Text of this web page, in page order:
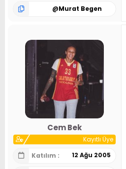
@Murat Begen
Cem Bek
Kayıtlı Üye
Katılım
12 Ağu 2005